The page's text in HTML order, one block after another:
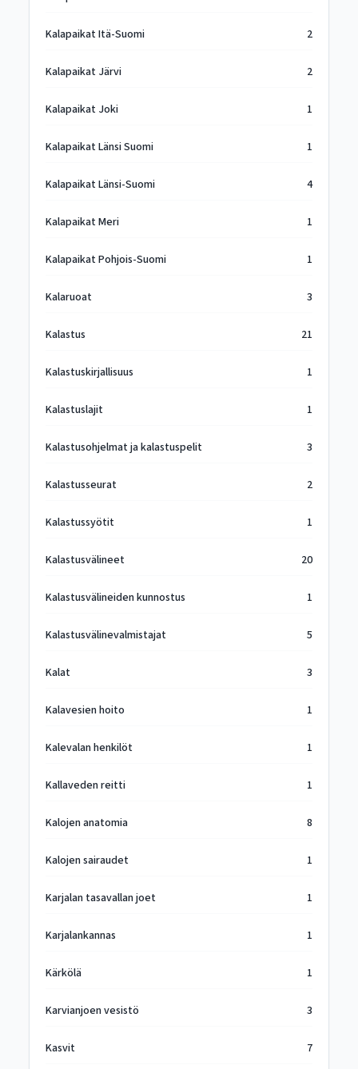
Kalapaikat Itä-Suomi 2
Kalapaikat Järvi 2
Kalapaikat Joki 1
Kalapaikat Länsi Suomi 1
Kalapaikat Länsi-Suomi 4
Kalapaikat Meri 1
Kalapaikat Pohjois-Suomi 1
Kalaruoat 3
Kalastus 21
Kalastuskirjallisuus 1
Kalastuslajit 1
Kalastusohjelmat ja kalastuspelit 3
Kalastusseurat 2
Kalastussyötit 1
Kalastusvälineet 20
Kalastusvälineiden kunnostus 1
Kalastusvälinevalmistajat 5
Kalat 3
Kalavesien hoito 1
Kalevalan henkilöt 1
Kallaveden reitti 1
Kalojen anatomia 8
Kalojen sairaudet 1
Karjalan tasavallan joet 1
Karjalankannas 1
Kärkölä 1
Karvianjoen vesistö 3
Kasvit 7